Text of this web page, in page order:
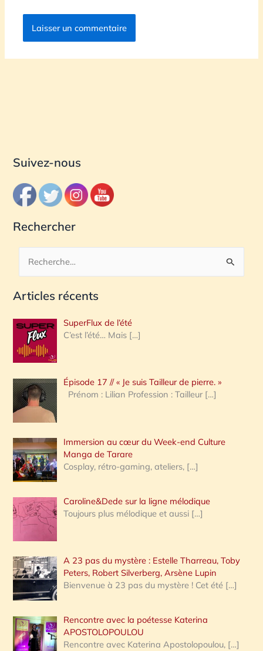
Suivez-nous
Rechercher
c
e
r
c
h
e
:
Articles récents
SuperFlux de l’été
C’est l’été… Mais […]
Épisode 17 // « Je suis Tailleur de pierre. »
Prénom : Lilian Profession : Tailleur […]
Immersion au cœur du Week-end Culture
Manga de Tarare
Cosplay, rétro-gaming, ateliers, […]
Caroline&Dede sur la ligne mélodique
Toujours plus mélodique et aussi […]
A 23 pas du mystère : Estelle Tharreau, Toby
Peters, Robert Silverberg, Arsène Lupin
Bienvenue à 23 pas du mystère ! Cet été […]
Rencontre avec la poétesse Katerina
APOSTOLOPOULOU
Rencontre avec Katerina Apostolopoulou, […]